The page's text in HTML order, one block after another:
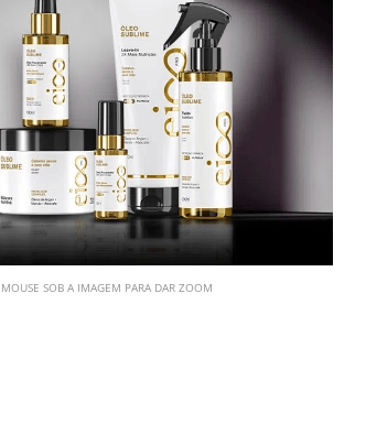
SOB A IMAGEM PARA DAR ZOOM